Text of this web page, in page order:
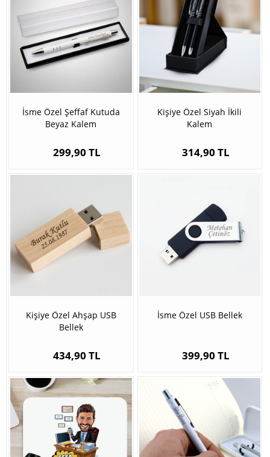
İsme Özel Şeffaf Kutuda
Beyaz Kalem
299,90 TL
Kişiye Özel Siyah İkili
Kalem
314,90 TL
Kişiye Özel Ahşap USB
Bellek
434,90 TL
İsme Özel USB Bellek
399,90 TL